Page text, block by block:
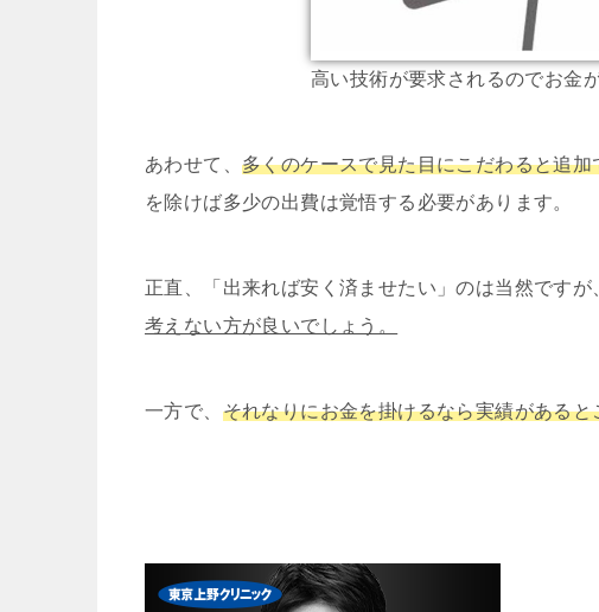
高い技術が要求されるのでお金
あわせて、 多くのケースで見た目にこだわると追
を除けば多少の出費は覚悟する必要があります。
正直、「出来れば安く済ませたい」のは当然ですが
考えない方が良いでしょう。
一方で、 それなりにお金を掛けるなら実績がある